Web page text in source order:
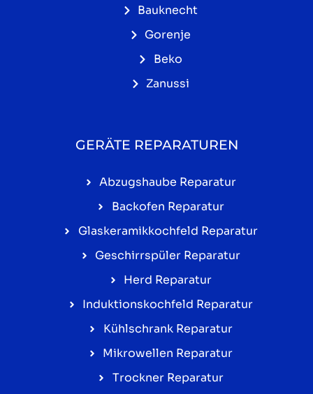
Bauknecht
Gorenje
Beko
Zanussi
GERÄTE REPARATUREN
Abzugshaube Reparatur
Backofen Reparatur
Glaskeramikkochfeld Reparatur
Geschirrspüler Reparatur
Herd Reparatur
Induktionskochfeld Reparatur
Kühlschrank Reparatur
Mikrowellen Reparatur
Trockner Reparatur